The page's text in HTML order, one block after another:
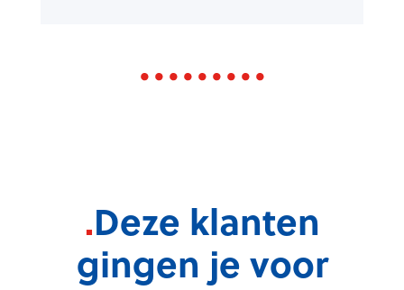
.Deze klanten
gingen je voor